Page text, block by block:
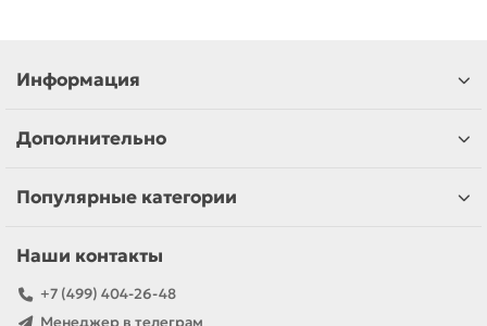
Информация
Дополнительно
Популярные категории
Наши контакты
+7 (499) 404-26-48